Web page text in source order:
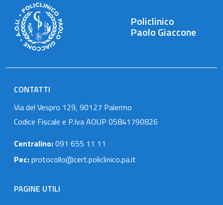
Policlinico
Paolo Giaccone
CONTATTI
Via del Vespro 129, 90127 Palermo
Codice Fiscale e P.Iva AOUP 05841790826
Centralino:091 655 11 11
Pec:protocollo@cert.policlinico.pa.it
PAGINE UTILI